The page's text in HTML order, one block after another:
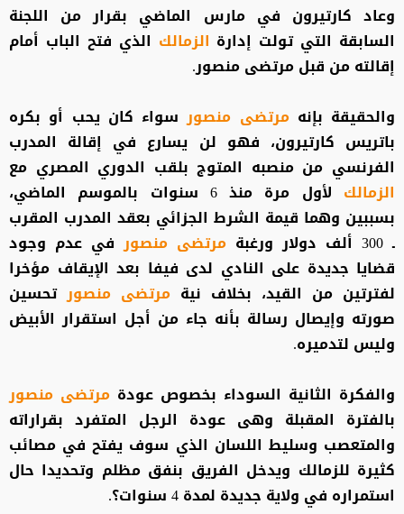
وعاد كارتيرون في مارس الماضي بقرار من اللجنة
السابقة التي تولت إدارة الزمالك الذي فتح الباب أمام
إقالته من قبل مرتضى منصور.
والحقيقة بإنه مرتضى منصور سواء كان يحب أو بكره
باتريس كارتيرون، فهو لن يسارع في إقالة المدرب
الفرنسي من منصبه المتوج بلقب الدوري المصري مع
الزمالك
لأول مرة منذ 6 سنوات بالموسم الماضي،
بسببين وهما قيمة الشرط الجزائي بعقد المدرب المقرب
ـ 300 ألف دولار ورغبة
مرتضى منصور في عدم وجود
قضايا جديدة على النادي لدى فيفا بعد الإيقاف مؤخرا
لفترتين من القيد، بخلاف نية مرتضى منصورتحسين
صورته وإيصال رسالة بأنه جاء من أجل استقرار الأبيض
وليس لتدميره.
والفكرة الثانية السوداء بخصوص عودة مرتضى منصور
بالفترة المقبلة وهى عودة الرجل المتفرد بقراراته
والمتعصب وسليط اللسان الذي سوف يفتح في مصائب
كثيرة للزمالك ويدخل الفريق بنفق مظلم وتحديدا حال
استمراره في ولاية جديدة لمدة 4 سنوات؟.